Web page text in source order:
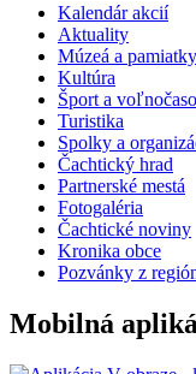
Kalendár akcií
Aktuality
Múzeá a pamiatky
Kultúra
Šport a
Turistika
Spolky a
Čachtický hrad
Partnerské mestá
Fotogaléria
Čachtické noviny
Kronika obce
Pozvánky z
Mobilná